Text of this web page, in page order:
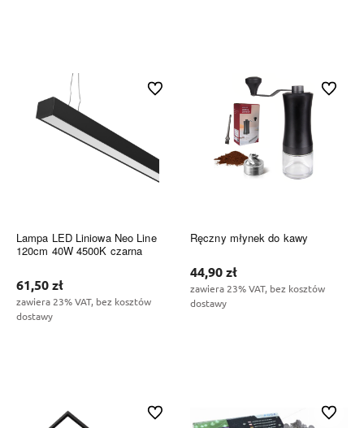
Lampa LED Liniowa Neo Line
120cm 40W 4500K czarna
61,50 zł
zawiera 23% VAT, bez kosztów
dostawy
Do ulubionych
Ręczny młynek do kawy
44,90 zł
zawiera 23% VAT, bez kosztów
dostawy
Do
Do ulubionych Do